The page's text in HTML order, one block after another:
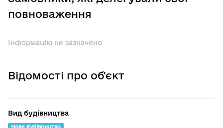
повноваження
Інформацію не зазначено
Відомості про об'єкт
Вид будівництва
Нове будівництво